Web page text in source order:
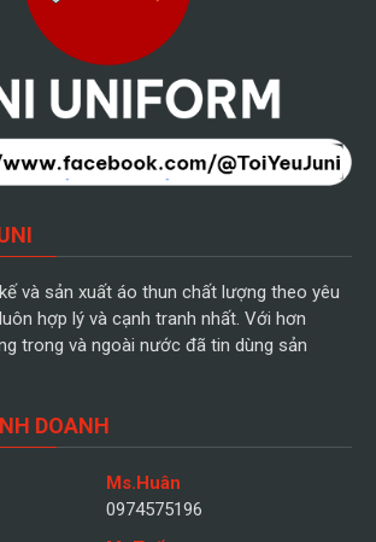
và sản xuất áo thun chất lượng theo yêu
hợp lý và cạnh tranh nhất. Với hơn
trong và ngoài nước đã tin dùng sản
DOANH
Ms.Huân
0974575196